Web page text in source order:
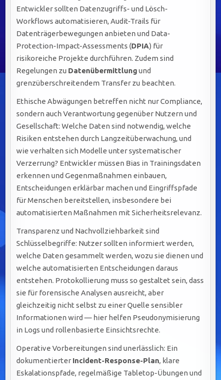
Entwickler sollten Datenzugriffs- und Lösch-
Workflows automatisieren, Audit-Trails für
Datenträgerbewegungen anbieten und Data-
Protection-Impact-Assessments (DPIA) für
risikoreiche Projekte durchführen. Zudem sind
Regelungen zu Datenübermittlungund
grenzüberschreitendem Transfer zu beachten.
Ethische Abwägungen betreffen nicht nur Compliance,
sondern auch Verantwortung gegenüber Nutzern und
Gesellschaft: Welche Daten sind notwendig, welche
Risiken entstehen durch Langzeitüberwachung, und
wie verhalten sich Modelle unter systematischer
Verzerrung? Entwickler müssen Bias in Trainingsdaten
erkennen und Gegenmaßnahmen einbauen,
Entscheidungen erklärbar machen und Eingriffspfade
für Menschen bereitstellen, insbesondere bei
automatisierten Maßnahmen mit Sicherheitsrelevanz.
Transparenz und Nachvollziehbarkeit sind
Schlüsselbegriffe: Nutzer sollten informiert werden,
welche Daten gesammelt werden, wozu sie dienen und
welche automatisierten Entscheidungen daraus
entstehen. Protokollierung muss so gestaltet sein, dass
sie für forensische Analysen ausreicht, aber
gleichzeitig nicht selbst zu einer Quelle sensibler
Informationen wird — hier helfen Pseudonymisierung
in Logs und rollenbasierte Einsichtsrechte.
Operative Vorbereitungen sind unerlässlich: Ein
dokumentierter Incident-Response-Plan, klare
Eskalationspfade, regelmäßige Tabletop-Übungen und